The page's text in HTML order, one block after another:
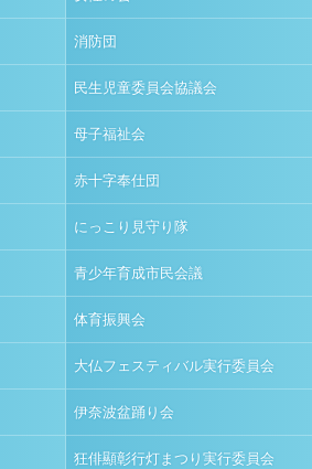
消防団
民生児童委員会協議会
母子福祉会
赤十字奉仕団
にっこり見守り隊
青少年育成市民会議
体育振興会
大仏フェスティバル実行委員会
伊奈波盆踊り会
狂俳顯彰行灯まつり実行委員会